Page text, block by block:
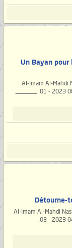
Un Bayan pour
Al-Imam Al-Mahdi
01 - 2023 08:40 Matin (Selon le calendrier officiel de la Mecque). _______
Détourne-
Al-Imam Al-Mahdi
03 - 2023 04:50 Matin (Selon le calendrier officiel de la Mecque).